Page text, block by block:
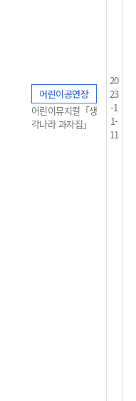
어린이공연장
어린이뮤지컬「생
각나라 과자집」
20
23
-1
1-
11